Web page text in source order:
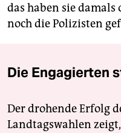
das haben sie
noch die Polizisten
Die Engagierten
Der drohende Erfolg
Landtagswahlen